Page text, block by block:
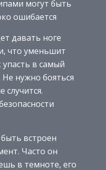
могут быть
ошибается
давать ноге
что уменьшит
упасть в самый
нужно бояться
случится.
встроен
Часто он
в темноте, его